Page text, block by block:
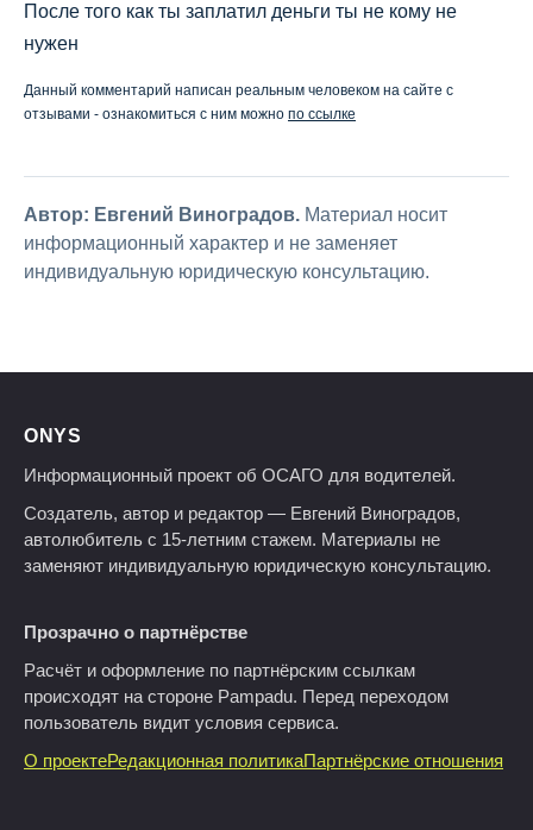
После того как ты заплатил деньги ты не кому не
нужен
Данный комментарий написан реальным человеком на сайте с
отзывами - ознакомиться с ним можно по ссылке
Автор: Евгений Виноградов. Материал носит
информационный характер и не заменяет
индивидуальную юридическую консультацию.
ONYS
Информационный проект об ОСАГО для водителей.
Создатель, автор и редактор — Евгений Виноградов,
автолюбитель с 15-летним стажем. Материалы не
заменяют индивидуальную юридическую консультацию.
Прозрачно о партнёрстве
Расчёт и оформление по партнёрским ссылкам
происходят на стороне Pampadu. Перед переходом
пользователь видит условия сервиса.
О проектеРедакционная политикаПартнёрские отношения